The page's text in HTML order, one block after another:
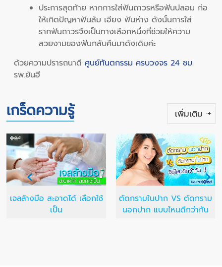
ประการสุดท้าย หากการใส่ฟันถาวรหรือฟันปลอม ก่อ
ให้เกิดปัญหาฟันล้ม เอียง ฟันห่าง ดังนั้นการใส่
รากฟันถาวรจึงเป็นทางเลือกหนึ่งที่ช่วยให้ความ
สวยงามของฟันกลับคืนมาดังเดิมค่ะ
ด้วยความปรารถนาดี ศูนย์ทันตกรรม ครบวงจร 24 ชม.
รพ.ยันฮี
เกร็ดความรู้ เพิ่มเติม
เจลล้างมือ สะอาดได้ เลือกใช้
เป็น
ตัดกรามในปาก VS ตัดกราม
นอกปาก แบบไหนดีกว่ากัน